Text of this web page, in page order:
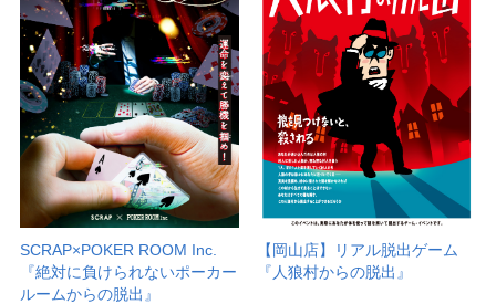
SCRAP×POKER ROOM Inc.
『絶対に負けられないポーカー
ルームからの脱出』
【岡山店】リアル脱出ゲーム
『人狼村からの脱出』